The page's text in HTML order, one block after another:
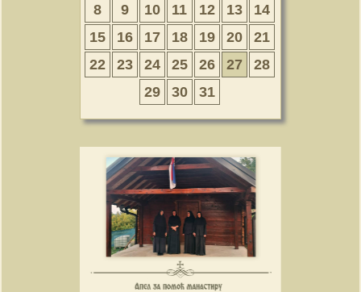
8
9 10 11 12 13
14
15
16 17 18 19 20
21
22
23 24 25 26 27
28
29
30 31